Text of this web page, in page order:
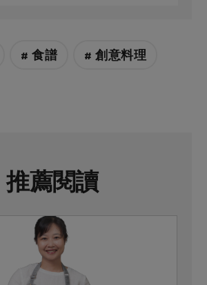
# 食譜 # 創意料理
推薦閱讀